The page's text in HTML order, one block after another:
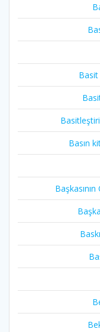
Basın